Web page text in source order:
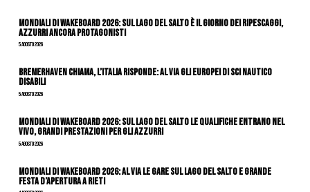
Mondiali di Wakeboard 2026: sul Lago del Salto è il giorno dei ripescaggi,
azzurri ancora protagonisti
5 Agosto 2026
Bremerhaven chiama, l’Italia risponde: al via gli Europei di Sci Nautico
Disabili
5 Agosto 2026
Mondiali di Wakeboard 2026: sul Lago del Salto le qualifiche entrano nel
vivo, grandi prestazioni per gli azzurri
5 Agosto 2026
Mondiali di Wakeboard 2026: al via le gare sul Lago del Salto e grande
festa d’apertura a Rieti